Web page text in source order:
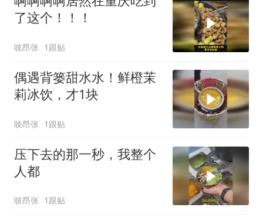
了这个！！！
吱昂张 1跟贴
偶遇背篓甜水水！鲜橙茉
莉冰饮，才1块
吱昂张 1跟贴
压下去的那一秒，我整个
人都
吱昂张 1跟贴